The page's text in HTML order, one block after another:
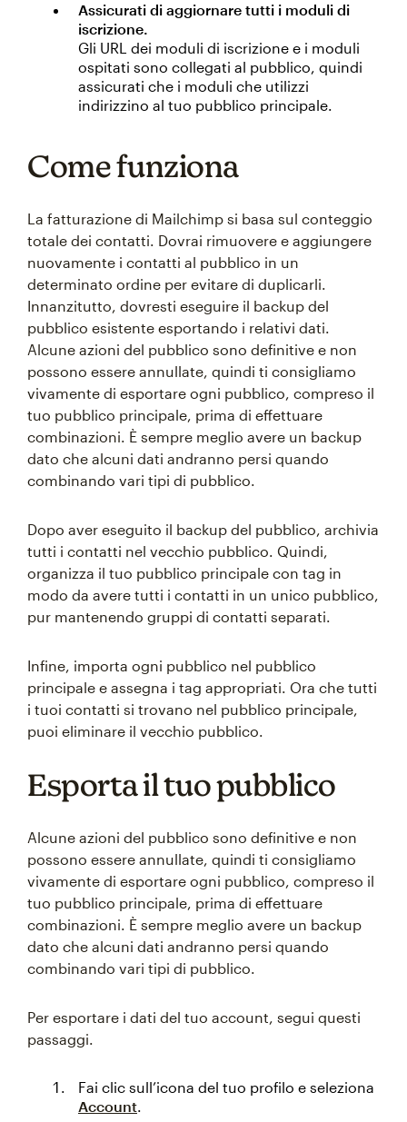
Assicurati di aggiornare tutti i moduli di
iscrizione.
Gli URL dei moduli di iscrizione e i moduli
ospitati sono collegati al pubblico, quindi
assicurati che i moduli che utilizzi
indirizzino al tuo pubblico principale.
Come funziona
La fatturazione di Mailchimp si basa sul conteggio
totale dei contatti. Dovrai rimuovere e aggiungere
nuovamente i contatti al pubblico in un
determinato ordine per evitare di duplicarli.
Innanzitutto, dovresti eseguire il backup del
pubblico esistente esportando i relativi dati.
Alcune azioni del pubblico sono definitive e non
possono essere annullate, quindi ti consigliamo
vivamente di esportare ogni pubblico, compreso il
tuo pubblico principale, prima di effettuare
combinazioni. È sempre meglio avere un backup
dato che alcuni dati andranno persi quando
combinando vari tipi di pubblico.
Dopo aver eseguito il backup del pubblico, archivia
tutti i contatti nel vecchio pubblico. Quindi,
organizza il tuo pubblico principale con tag in
modo da avere tutti i contatti in un unico pubblico,
pur mantenendo gruppi di contatti separati.
Infine, importa ogni pubblico nel pubblico
principale e assegna i tag appropriati. Ora che tutti
i tuoi contatti si trovano nel pubblico principale,
puoi eliminare il vecchio pubblico.
Esporta il tuo pubblico
Alcune azioni del pubblico sono definitive e non
possono essere annullate, quindi ti consigliamo
vivamente di esportare ogni pubblico, compreso il
tuo pubblico principale, prima di effettuare
combinazioni. È sempre meglio avere un backup
dato che alcuni dati andranno persi quando
combinando vari tipi di pubblico.
Per esportare i dati del tuo account, segui questi
passaggi.
Fai clic sull’icona del tuo profilo e seleziona
Account.